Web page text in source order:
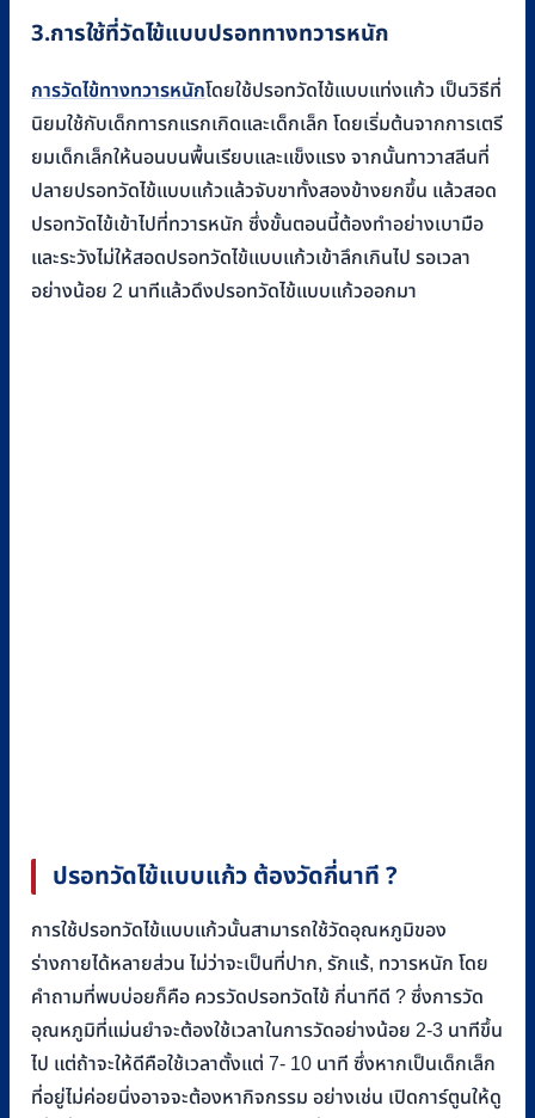
3.การใช้ที่วัดไข้แบบปรอททางทวารหนัก
การวัดไข้ทางทวารหนักโดยใช้ปรอทวัดไข้แบบแท่งแก้ว เป็นวิธีที่
นิยมใช้กับเด็กทารกแรกเกิดและเด็กเล็ก โดยเริ่มต้นจากการเตรี
ยมเด็กเล็กให้นอนบนพื้นเรียบและแข็งแรง จากนั้นทาวาสลีนที่
ปลายปรอทวัดไข้แบบแก้วแล้วจับขาทั้งสองข้างยกขึ้น แล้วสอด
ปรอทวัดไข้เข้าไปที่ทวารหนัก ซึ่งขั้นตอนนี้ต้องทำอย่างเบามือ
และระวังไม่ให้สอดปรอทวัดไข้แบบแก้วเข้าลึกเกินไป รอเวลา
อย่างน้อย 2 นาทีแล้วดึงปรอทวัดไข้แบบแก้วออกมา
ปรอทวัดไข้แบบแก้ว ต้องวัดกี่นาที ?
การใช้ปรอทวัดไข้แบบแก้วนั้นสามารถใช้วัดอุณหภูมิของ
ร่างกายได้หลายส่วน ไม่ว่าจะเป็นที่ปาก, รักแร้, ทวารหนัก โดย
คำถามที่พบบ่อยก็คือ ควรวัดปรอทวัดไข้ กี่นาทีดี ? ซึ่งการวัด
อุณหภูมิที่แม่นยำจะต้องใช้เวลาในการวัดอย่างน้อย 2-3 นาทีขึ้น
ไป แต่ถ้าจะให้ดีคือใช้เวลาตั้งแต่ 7- 10 นาที ซึ่งหากเป็นเด็กเล็ก
ที่อยู่ไม่ค่อยนิ่งอาจจะต้องหากิจกรรม อย่างเช่น เปิดการ์ตูนให้ดู